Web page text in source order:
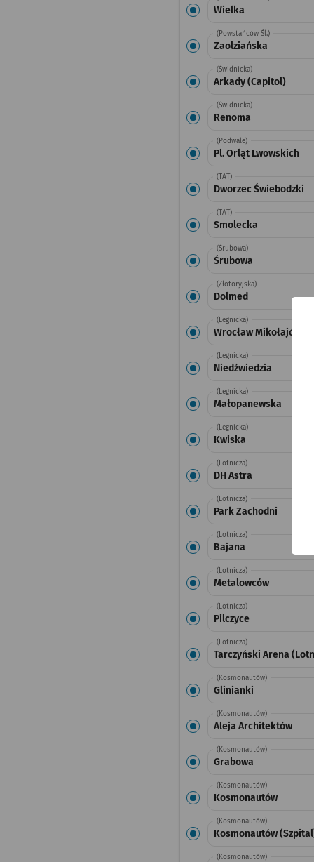
Wielka
(Powstańców Śl.)
Zaolziańska
(Świdnicka)
Arkady (Capitol)
(Świdnicka)
Renoma
(Podwale)
Pl. Orląt Lwowskich
(TAT)
Dworzec Świebodzki
(TAT)
Smolecka
(Śrubowa)
Śrubowa
(Złotoryjska)
Dolmed
(Legnicka)
Wrocław Mikołajów
(Legnicka)
Niedźwiedzia
(Legnicka)
Małopanewska
(Legnicka)
Kwiska
(Lotnicza)
DH Astra
(Lotnicza)
Park Zachodni
(Lotnicza)
Bajana
(Lotnicza)
Metalowców
(Lotnicza)
Pilczyce
(Lotnicza)
Tarczyński Arena
(Kosmonautów)
Glinianki
(Kosmonautów)
Aleja Architektów
(Kosmonautów)
Grabowa
(Kosmonautów)
Kosmonautów
(Kosmonautów)
Kosmonautów
(Kosmonautów)